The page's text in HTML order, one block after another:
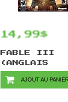
14,99$
FABLE III
(ANGLAIS
SEULEMENT)
XBOX 360
AJOUT AU PANIER